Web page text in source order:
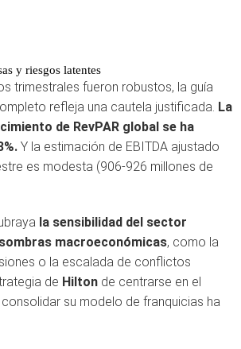
y riesgos latentes
trimestrales fueron robustos, la guía
refleja una cautela justificada. La
de RevPAR global se ha
Y la estimación de EBITDA ajustado
es modesta (906-926 millones de
la sensibilidad del sector
macroeconómicas, como la
o la escalada de conflictos
de Hilton de centrarse en el
su modelo de franquicias ha